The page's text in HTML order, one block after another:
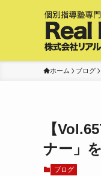
ホーム ブログ
【
ナー」
ブログ